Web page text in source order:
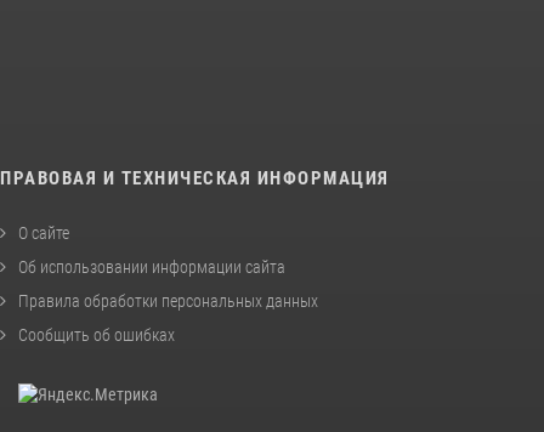
ПРАВОВАЯ И ТЕХНИЧЕСКАЯ ИНФОРМАЦИЯ
О сайте
Об использовании информации сайта
Правила обработки персональных данных
Сообщить об ошибках